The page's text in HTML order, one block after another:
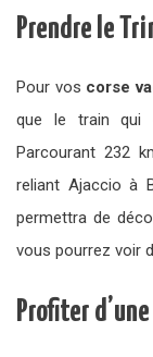
Prendre le
Pour vos corse
que le train qui
Parcourant 232
reliant Ajaccio à
permettra de
vous pourrez voir
Profiter